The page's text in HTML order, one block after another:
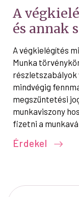
A
és annak
A végkielégítés
Munka
mindvégig
megszüntetési
munkaviszony
fizetni a
Érdekel